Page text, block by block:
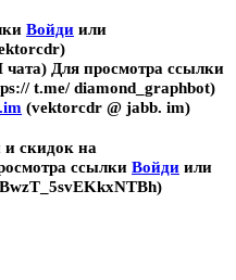
Войди или
Для просмотра ссылки
t.me/ diamond_graphbot)
(vektorcdr @ jabb. im)
скидок на
ссылки Войди или